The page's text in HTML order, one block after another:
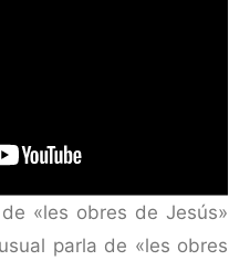
«les obres de Jesús»
parla de «les obres